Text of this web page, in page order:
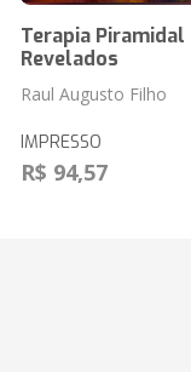
Terapia
Revelados
Raul Augusto Filho
IMPRESSO
R$ 94,57